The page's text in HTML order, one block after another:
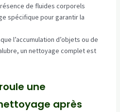
de fluides corporels
spécifique pour garantir la
l’accumulation d’objets ou de
un nettoyage complet est
une
après